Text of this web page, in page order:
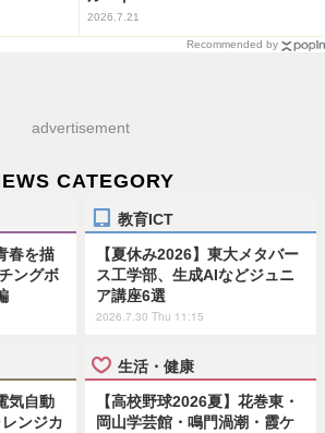
2026.7.21
Recommended by
advertisement
CATEGORY
春を描
ングボ
教育ICT
【夏休み2026】東大メタバー
ス工学部、生成AIなどジュニ
ア講座6選
2026.7.30 Thu 11:15
気自動
ンジカ
生活・健康
【高校野球2026夏】花巻東・
岡山学芸館・鳴門渦潮・霞ケ